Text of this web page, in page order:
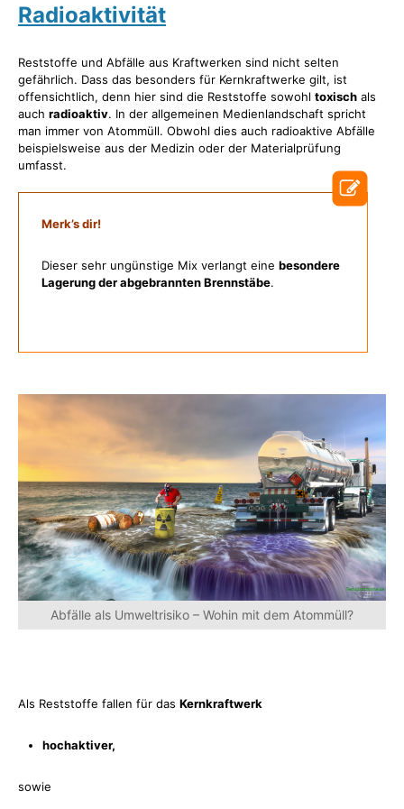
Radioaktivität
Reststoffe und Abfälle aus Kraftwerken sind nicht selten
gefährlich. Dass das besonders für Kernkraftwerke gilt, ist
offensichtlich, denn hier sind die Reststoffe sowohl toxisch als
auch radioaktiv. In der allgemeinen Medienlandschaft spricht
man immer von Atommüll. Obwohl dies auch radioaktive Abfälle
beispielsweise aus der Medizin oder der Materialprüfung
umfasst.
Merk’s dir!
Dieser sehr ungünstige Mix verlangt eine besondere
Lagerung der abgebrannten Brennstäbe.
Abfälle als Umweltrisiko – Wohin mit dem Atommüll?
Als Reststoffe fallen für das Kernkraftwerk
hochaktiver,
sowie